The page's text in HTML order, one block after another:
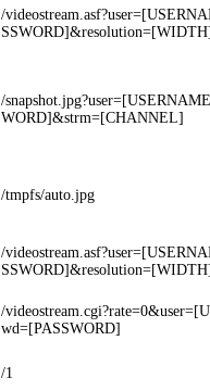
/
/
WORD]&strm=[CHANNEL]
/tmpfs/auto.jpg
/
/
wd=[PASSWORD]
/1